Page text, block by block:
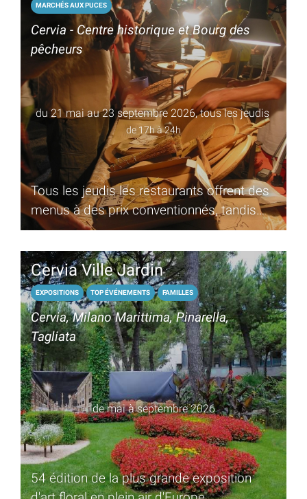
MARCHÉS AUX PUCES
Cervia - Centre historique et Bourg des
pêcheurs
du 21 mai au 23 septembre 2026, tous les jeudis
de 17h à 24h
Tous les jeudis les restaurants offrent des
menus à des prix conventionnés, tandis
que le marché aux puces propose produits
biologiques et de l'artisanat local
Cervia Ville Jardin
EXPOSITIONS TOP ÉVÉNEMENTS FAMILLES
Cervia, Milano Marittima, Pinarella,
Tagliata
de mai à septembre 2026
54 édition de la plus grande exposition